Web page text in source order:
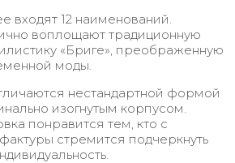
входят 12 наименований.
воплощают традиционную
«Бриге», преображенную
моды.
нестандартной формой
изогнутым корпусом.
понравится тем, кто с
стремится подчеркнуть